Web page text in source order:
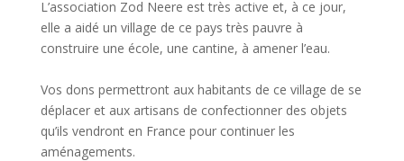
L’association Zod Neere est très active et, à ce jour,
elle a aidé un village de ce pays très pauvre à
construire une école, une cantine, à amener l’eau.
Vos dons permettront aux habitants de ce village de se
déplacer et aux artisans de confectionner des objets
qu’ils vendront en France pour continuer les
aménagements.